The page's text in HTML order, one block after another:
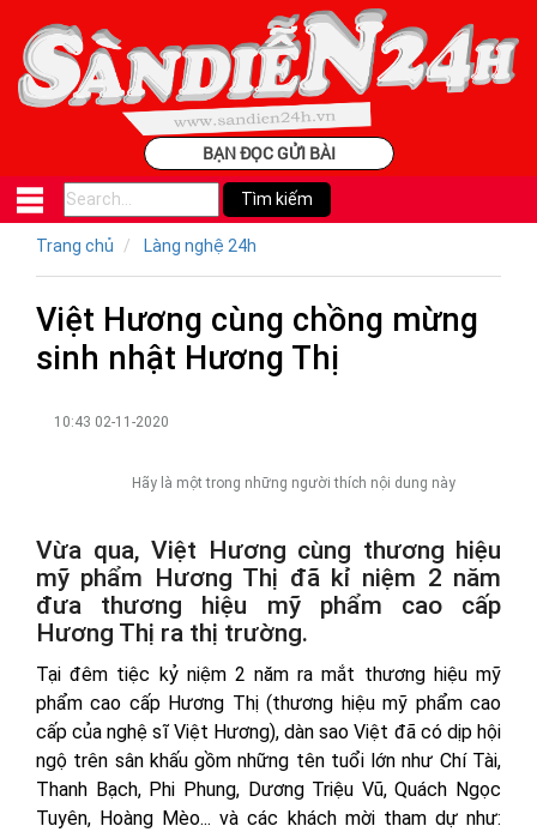
BẠN ĐỌC GỬI BÀI
Trang chủ Làng nghệ 24h
Việt Hương cùng chồng mừng
sinh nhật Hương Thị
10:43 02-11-2020
Hãy là một trong những người thích nội dung này
Vừa qua, Việt Hương cùng thương hiệu
mỹ phẩm Hương Thị đã kỉ niệm 2 năm
đưa thương hiệu mỹ phẩm cao cấp
Hương Thị ra thị trường.
Tại đêm tiệc kỷ niệm 2 năm ra mắt thương hiệu mỹ
phẩm cao cấp Hương Thị (thương hiệu mỹ phẩm cao
cấp của nghệ sĩ Việt Hương), dàn sao Việt đã có dịp hội
ngộ trên sân khấu gồm những tên tuổi lớn như Chí Tài,
Thanh Bạch, Phi Phung, Dương Triệu Vũ, Quách Ngọc
Tuyên, Hoàng Mèo... và các khách mời tham dự như: